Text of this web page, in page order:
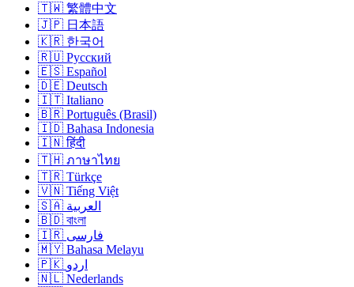
🇹🇼 繁體中文
🇯🇵 日本語
🇰🇷 한국어
🇷🇺 Русский
🇪🇸 Español
🇩🇪 Deutsch
🇮🇹 Italiano
🇧🇷 Português (Brasil)
🇮🇩 Bahasa Indonesia
🇮🇳 हिंदी
🇹🇭 ภาษาไทย
🇹🇷 Türkçe
🇻🇳 Tiếng Việt
🇸🇦 العربية
🇧🇩 বাংলা
🇮🇷 فارسی
🇲🇾 Bahasa Melayu
🇵🇰 اردو
🇳🇱 Nederlands